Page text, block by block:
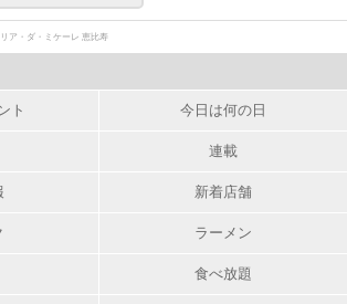
ア・ダ・ミケーレ 恵比寿
ト 今日は何の日
連載
新着店舗
ラーメン
食べ放題